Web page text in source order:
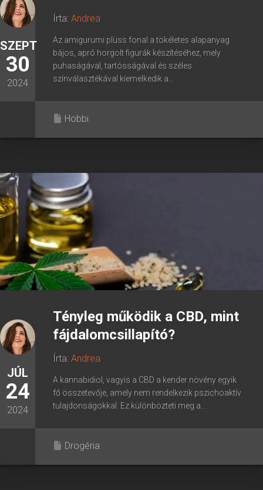
SZEPT
30
2024
Írta: Andrea
Az amigurumi plüss fonal a tökéletes alapanyag
bájos, apró horgolt figurák készítéséhez, mely
puhaságával, tartósságával és széles
színválasztékával kiemelkedik a...
Hobbi
JÚL
24
2024
Tényleg működik a CBD, mint
fájdalomcsillapító?
Írta: Andrea
A kannabidiol, vagyis a CBD a kender növény egyik
fő összetevője, amely nem rendelkezik pszichoaktív
tulajdonságokkal. Ez különbözteti meg a...
Drogéria